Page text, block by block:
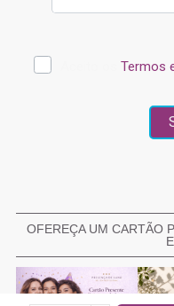
OFEREÇA UM CARTÃO